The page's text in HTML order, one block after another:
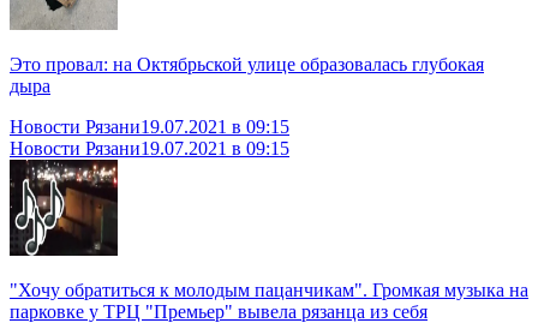
Это провал: на Октябрьской улице образовалась глубокая
дыра
Новости Рязани19.07.2021 в 09:15
Новости Рязани19.07.2021 в 09:15
"Хочу обратиться к молодым пацанчикам". Громкая музыка на
парковке у ТРЦ "Премьер" вывела рязанца из себя